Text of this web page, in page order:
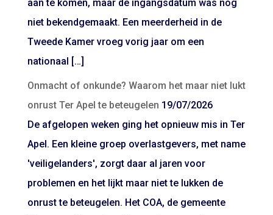
aan te komen, maar de ingangsdatum was nog
niet bekendgemaakt. Een meerderheid in de
Tweede Kamer vroeg vorig jaar om een
nationaal […]
Onmacht of onkunde? Waarom het maar niet lukt
onrust Ter Apel te beteugelen 19/07/2026
De afgelopen weken ging het opnieuw mis in Ter
Apel. Een kleine groep overlastgevers, met name
'veiligelanders', zorgt daar al jaren voor
problemen en het lijkt maar niet te lukken de
onrust te beteugelen. Het COA, de gemeente